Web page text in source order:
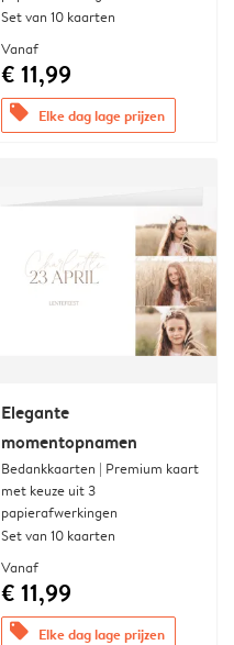
Set van 10 kaarten
Vanaf
€ 11,99
offers Elke dag lage prijzen
Elegante
momentopnamen
Bedankkaarten | Premium kaart
met keuze uit 3
papierafwerkingen
Set van 10 kaarten
Vanaf
€ 11,99
offers Elke dag lage prijzen